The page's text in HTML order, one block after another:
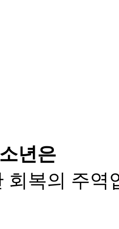
년은
회복의 주역